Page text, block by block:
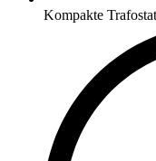
Kompakte